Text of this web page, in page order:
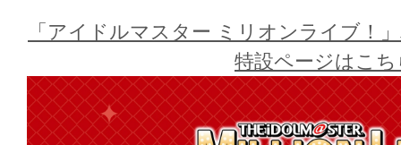
季節感を意識してセレクトしたカー
別な商品を、どうぞお見逃しなく！
「アイドルマスター ミリオンライブ！
特設ページはこち